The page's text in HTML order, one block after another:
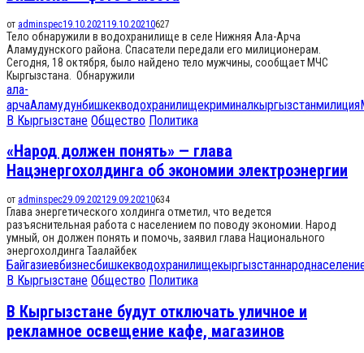
от adminspec19.10.2021 19.10.20210627
Тело обнаружили в водохранилище в селе Нижняя Ала-Арча
Аламудунского района. Спасатели передали его милиционерам.
Сегодня, 18 октября, было найдено тело мужчины, сообщает МЧС
Кыргызстана. Обнаружили
ала-
арчаАламудунбишкекводохранилищекриминалкыргызстанмилиция
В Кыргызстане Общество Политика
«Народ должен понять» — глава
Нацэнергохолдинга об экономии электроэнергии
от adminspec29.09.202129.09.20210634
Глава энергетического холдинга отметил, что ведется
разъяснительная работа с населением по поводу экономии. Народ
умный, он должен понять и помочь, заявил глава Национального
энергохолдинга Таалайбек
Байгазиевбизнесбишкекводохранилищекыргызстаннарод
В Кыргызстане Общество Политика
В Кыргызстане будут отключать уличное и
рекламное освещение кафе, магазинов